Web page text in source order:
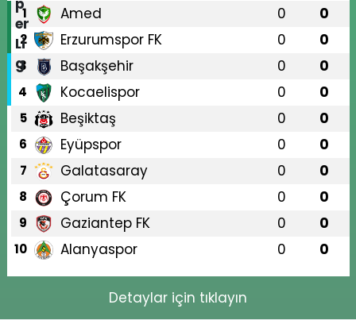
1 Amed 0 0
2 Erzurumspor FK 0 0
3 Başakşehir 0 0
4 Kocaelispor 0 0
5 Beşiktaş 0 0
6 Eyüpspor 0 0
7 Galatasaray 0 0
8 Çorum FK 0 0
9 Gaziantep FK 0 0
10 Alanyaspor 0 0
Detaylar için tıklayın